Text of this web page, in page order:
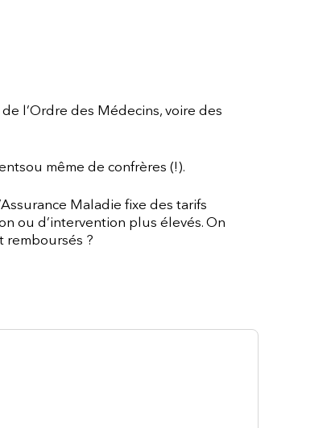
l’Ordre des Médecins, voire des
même de confrères (!).
Maladie fixe des tarifs
ou d’intervention plus élevés. On
remboursés ?